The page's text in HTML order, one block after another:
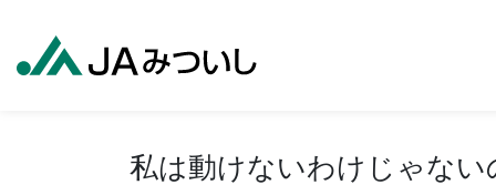
私は動けないわけじゃない